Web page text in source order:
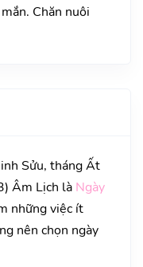
Chăn nuôi
Sửu, tháng Ất
Âm Lịch là Ngày
những việc ít
nên chọn ngày